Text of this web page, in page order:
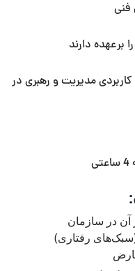
فنی
برعهده دارند
مدیریت و رهبری در
آن در سازمان
رفتاری)